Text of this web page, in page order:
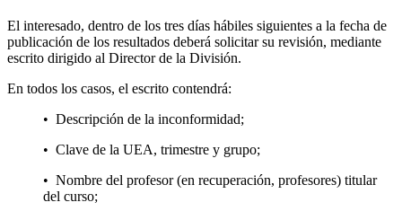
El interesado, dentro de los tres días hábiles siguientes a la fecha de
publicación de los resultados deberá solicitar su revisión, mediante
escrito dirigido al Director de la División.
En todos los casos, el escrito contendrá:
• Descripción de la inconformidad;
• Clave de la UEA, trimestre y grupo;
• Nombre del profesor (en recuperación, profesores) titular
del curso;